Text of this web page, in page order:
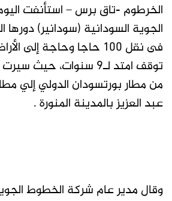
الخرطوم -تاق برس – استأنفت
الجوية السودانية (سودانير) دورها
فى نقل 100 حاجا وحاجة
توقف امتد لـ9 سنوات،
من مطار بورتسودان الدولي إلي
عبد العزيز بالمدينة المنورة .
وقال مدير عام شركة الخطوط